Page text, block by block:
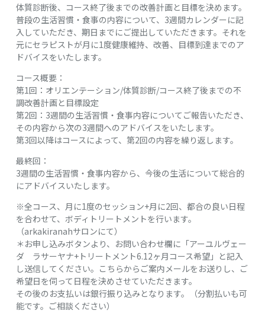
体質診断後、コース終了後までの改善計画と目標を決めます。
普段の生活習慣・食事の内容について、3週間カレンダーに記
入していただき、期日までにご提出していただきます。それを
元にセラピストが月に1度健康維持、改善、目標到達までのア
ドバイスをいたします。
コース概要：
第1回：オリエンテーション/体質診断/コース終了後までの不
調改善計画と目標設定
第2回：3週間の生活習慣・食事内容についてご報告いただき、
その内容から次の3週間へのアドバイスをいたします。
第3回以降はコースによって、第2回の内容を繰り返します。
最終回：
3週間の生活習慣・食事内容から、今後の生活について総合的
にアドバイスいたします。
※全コース、月に1度のセッション+月に2回、都合の良い日程
を合わせて、ボディトリートメントを行います。
（arkakiranahサロンにて）
＊お申し込みボタンより、お問い合わせ欄に「アーユルヴェー
ダ ラサーヤナ+トリートメント6.12ヶ月コース希望」と記入
し送信してください。こちらからご案内メールをお送りし、ご
希望日を伺って日程を決めさせていただきます。
その後のお支払いは銀行振り込みとなります。（分割払いも可
能です。ご相談ください）